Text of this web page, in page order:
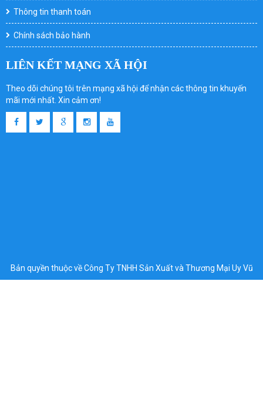
Thông tin thanh toán
Chính sách bảo hành
LIÊN KẾT MẠNG XÃ HỘI
Theo dõi chúng tôi trên mạng xã hội để nhận các thông tin khuyến
mãi mới nhất. Xin cảm ơn!
Bản quyền thuộc về Công Ty TNHH Sản Xuất và Thương Mại Uy Vũ